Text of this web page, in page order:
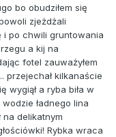
bo obudziłem się
zjeżdżali
i po chwili gruntowania
a kij na
fotel zauważyłem
przejechał kilkanaście
wygiął a ryba biła w
ładnego lina
na delikatnym
Rybka wraca